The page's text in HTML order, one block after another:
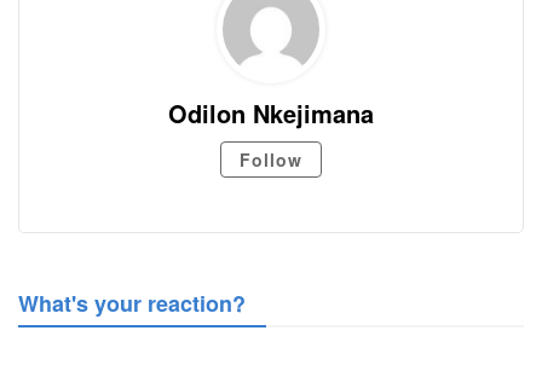
Odilon Nkejimana
Follow
What's your reaction?